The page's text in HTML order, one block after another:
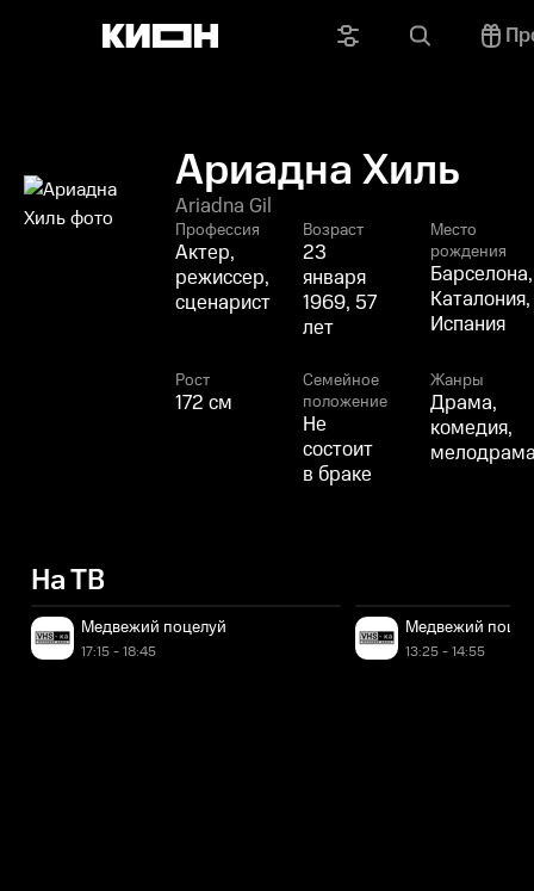
Ариадна Хиль
Ariadna Gil
Профессия
Актер,
режиссер,
сценарист
Возраст
23
января
1969, 57
лет
Место
рождения
Барселона,
Каталония,
Испания
Рост
172 см
Семейное
положение
Не
состоит
в браке
Жанры
Драма,
комедия,
На ТВ
Медвежий поцелуй
17:15 - 18:45
Медвежий
13:25 - 14:55